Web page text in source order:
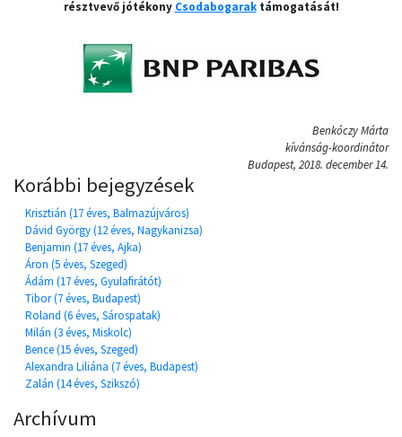
résztvevő jótékony Csodabogaraktámogatását!
Benkóczy Márta
kívánság-koordinátor
Budapest, 2018. december 14.
Korábbi bejegyzések
Krisztián (17 éves, Balmazújváros)
Dávid György (12 éves, Nagykanizsa)
Benjamin (17 éves, Ajka)
Áron (5 éves, Szeged)
Ádám (17 éves, Gyulafirátót)
Tibor (7 éves, Budapest)
Roland (6 éves, Sárospatak)
Milán (3 éves, Miskolc)
Bence (15 éves, Szeged)
Alexandra Liliána (7 éves, Budapest)
Zalán (14 éves, Szikszó)
Archívum